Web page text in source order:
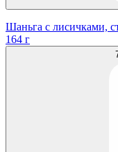
Шаньга с лисичками,
164 г